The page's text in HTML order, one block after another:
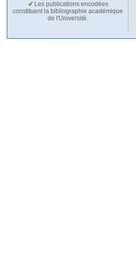
Les publications encodées
constituent la bibliographie académique
de l'Université.